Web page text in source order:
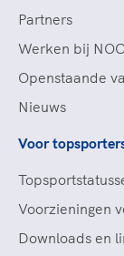
Partners
Werken bij
Openstaande
Nieuws
Voor
Voorzieningen
Downloads en